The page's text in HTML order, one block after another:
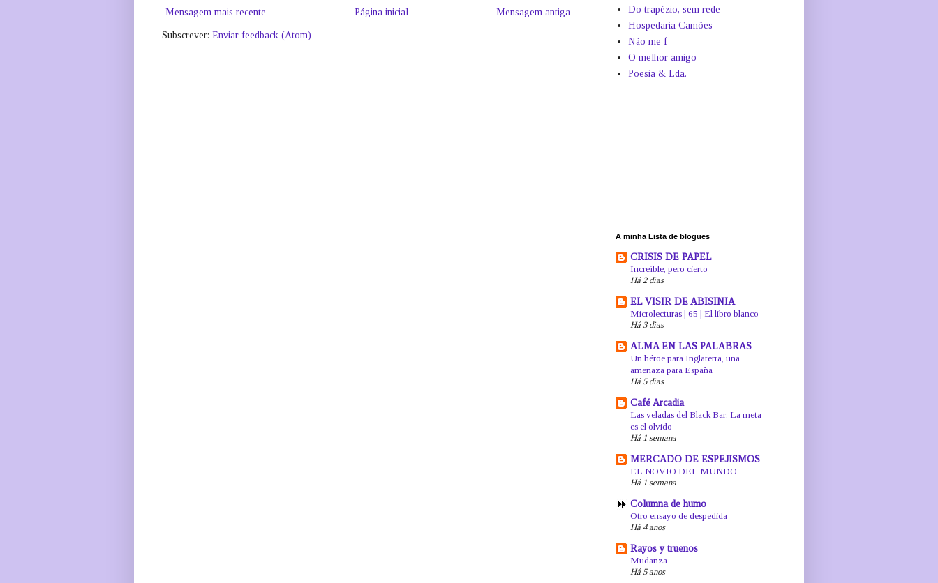
Mensagem mais recente Mensagem antiga
Página inicial
Subscrever: Enviar feedback (Atom)
Do trapézio, sem rede
Hospedaria Camões
Não me f
O melhor amigo
Poesia & Lda.
A minha Lista de blogues
CRISIS DE PAPEL
Increíble, pero cierto
Há 2 dias
EL VISIR DE ABISINIA
Microlecturas | 65 | El libro blanco
Há 3 dias
ALMA EN LAS PALABRAS
Un héroe para Inglaterra, una
amenaza para España
Há 5 dias
Café Arcadia
Las veladas del Black Bar: La meta
es el olvido
Há 1 semana
MERCADO DE ESPEJISMOS
EL NOVIO DEL MUNDO
Há 1 semana
Columna de humo
Otro ensayo de despedida
Há 4 anos
Rayos y truenos
Mudanza
Há 5 anos